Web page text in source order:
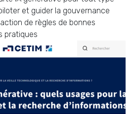
et guider la gouvernance
de règles de bonnes
pratiques